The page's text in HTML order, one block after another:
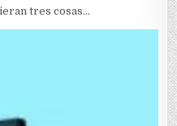
tres cosas…